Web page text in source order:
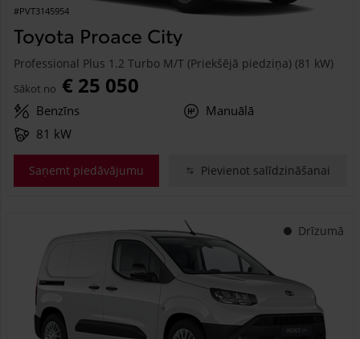
#PVT3145954
Toyota Proace City
Professional Plus 1.2 Turbo M/T (Priekšējā piedziņa) (81 kW)
Sākot no € 25 050
Benzīns
Manuālā
81 kW
Saņemt piedāvājumu Pievienot salīdzināšanai
Drīzumā